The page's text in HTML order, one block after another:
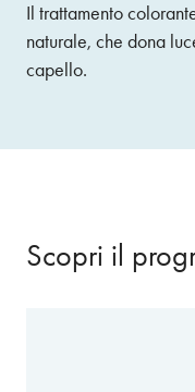
Il trattamento
naturale, che dona
capello.
Scopri il